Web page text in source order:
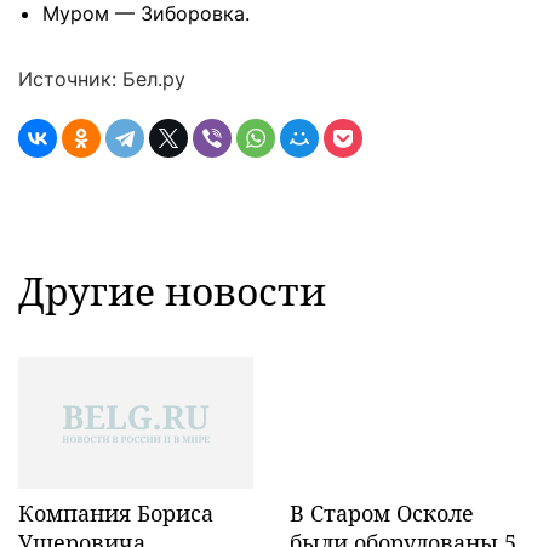
Муром — Зиборовка.
Источник: Бел.ру
Другие новости
Компания Бориса
В Старом Осколе